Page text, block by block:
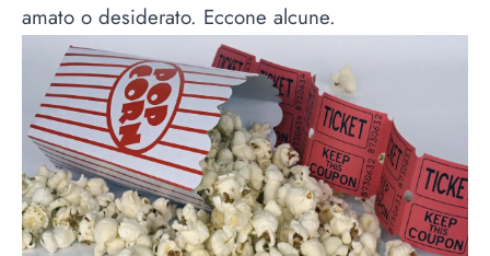
amato o desiderato. Eccone alcune.